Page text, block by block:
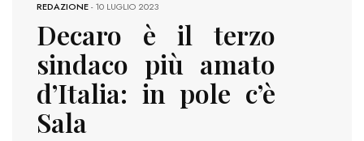
REDAZIONE-10 LUGLIO 2023
Decaro è il terzo
sindaco più amato
d’Italia: in pole c’è
Sala